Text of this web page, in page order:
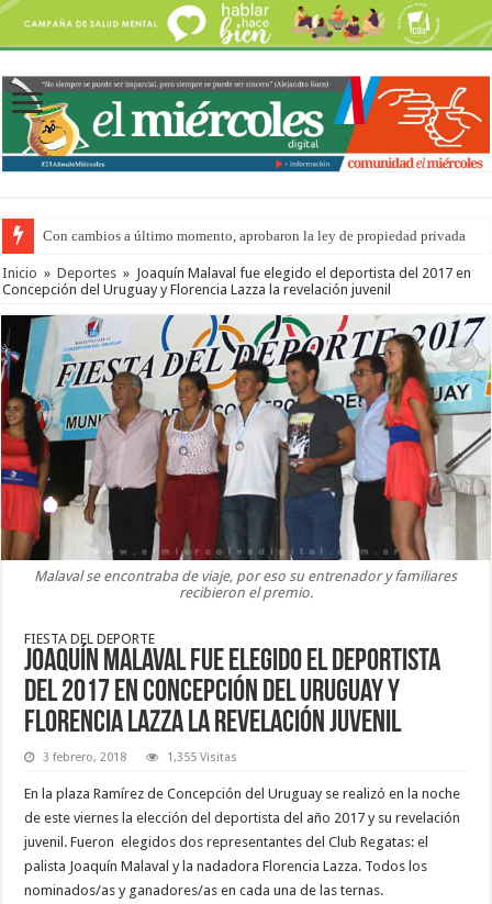
Del viernes 7 al domingo 9 de agosto: la agenda ¿A dónde ir? para este
Inicio » Deportes » Joaquín Malaval fue elegido el deportista del 2017 en
Concepción del Uruguay y Florencia Lazza la revelación juvenil
Malaval se encontraba de viaje, por eso su entrenador y familiares
recibieron el premio.
FIESTA DEL DEPORTE
Joaquín Malaval fue elegido el deportista
del 2017 en Concepción del Uruguay y
Florencia Lazza la revelación juvenil
3 febrero, 2018 1,355 Visitas
En la plaza Ramírez de Concepción del Uruguay se realizó en la noche
de este viernes la elección del deportista del año 2017 y su revelación
juvenil. Fueron elegidos dos representantes del Club Regatas: el
palista Joaquín Malaval y la nadadora Florencia Lazza. Todos los
nominados/as y ganadores/as en cada una de las ternas.